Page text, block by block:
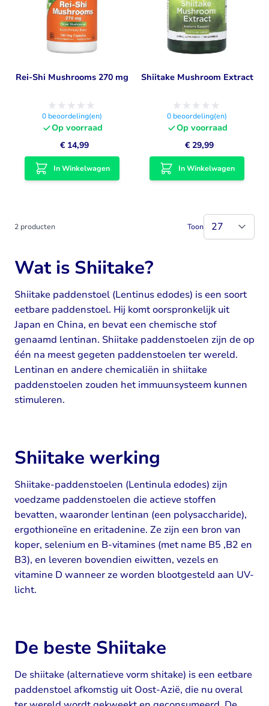
Rei-Shi Mushrooms 270 mg
0 beoordeling(en)
Op voorraad
€ 14,99
In Winkelwagen
Shiitake Mushroom Extract
0 beoordeling(en)
Op voorraad
€ 29,99
In Winkelwagen
2 producten Toon
Wat is Shiitake?
Shiitake paddenstoel (Lentinus edodes) is een soort
eetbare paddenstoel. Hij komt oorspronkelijk uit
Japan en China, en bevat een chemische stof
genaamd lentinan. Shiitake paddenstoelen zijn de op
één na meest gegeten paddenstoelen ter wereld.
Lentinan en andere chemicaliën in shiitake
paddenstoelen zouden het immuunsysteem kunnen
stimuleren.
Shiitake werking
Shiitake-paddenstoelen (Lentinula edodes) zijn
voedzame paddenstoelen die actieve stoffen
bevatten, waaronder lentinan (een polysaccharide),
ergothioneïne en eritadenine. Ze zijn een bron van
koper, selenium en B-vitamines (met name B5 ,B2 en
B3), en leveren bovendien eiwitten, vezels en
vitamine D wanneer ze worden blootgesteld aan UV-
licht.
De beste Shiitake
De shiitake (alternatieve vorm shitake) is een eetbare
paddenstoel afkomstig uit Oost-Azië, die nu overal